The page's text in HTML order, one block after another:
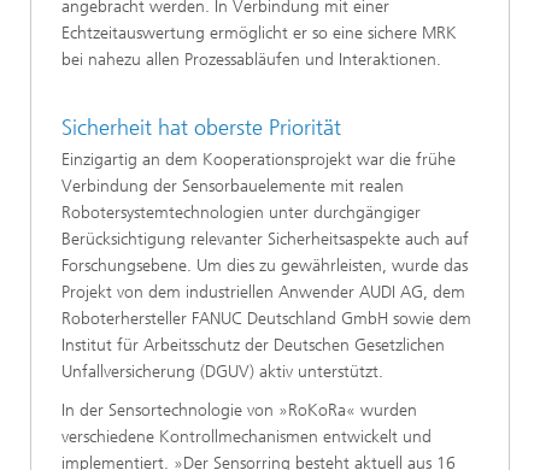
angebracht werden. In Verbindung mit einer
Echtzeitauswertung ermöglicht er so eine sichere MRK
bei nahezu allen Prozessabläufen und Interaktionen.
Sicherheit hat oberste Priorität
Einzigartig an dem Kooperationsprojekt war die frühe
Verbindung der Sensorbauelemente mit realen
Robotersystemtechnologien unter durchgängiger
Berücksichtigung relevanter Sicherheitsaspekte auch auf
Forschungsebene. Um dies zu gewährleisten, wurde das
Projekt von dem industriellen Anwender AUDI AG, dem
Roboterhersteller FANUC Deutschland GmbH sowie dem
Institut für Arbeitsschutz der Deutschen Gesetzlichen
Unfallversicherung (DGUV) aktiv unterstützt.
In der Sensortechnologie von »RoKoRa« wurden
verschiedene Kontrollmechanismen entwickelt und
implementiert. »Der Sensorring besteht aktuell aus 16